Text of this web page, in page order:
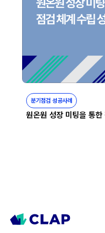
분기점검 성공사례
원온원 성장 미팅을 통한